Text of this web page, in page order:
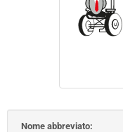
Nome abbreviato: